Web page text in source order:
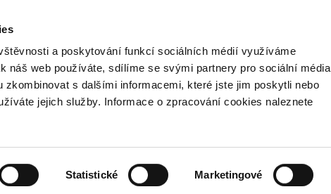
a poskytování funkcí sociálních médií využíváme
náš web používáte, sdílíme se svými partnery pro sociální média
zkombinovat s dalšími informacemi, které jste jim poskytli nebo
jejich služby. Informace o zpracování cookies naleznete
Statistické Marketingové
Bezplatná infolinka
vstupních podmínek Právní konvergence
I
Vydáno16. 4. 2014